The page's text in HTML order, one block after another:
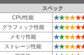
スペック
CPU性能
★★★★★
グラフィック性能 ★★★★★
メモリ性能 ★★★★★
ストレージ性能 ★★★★★